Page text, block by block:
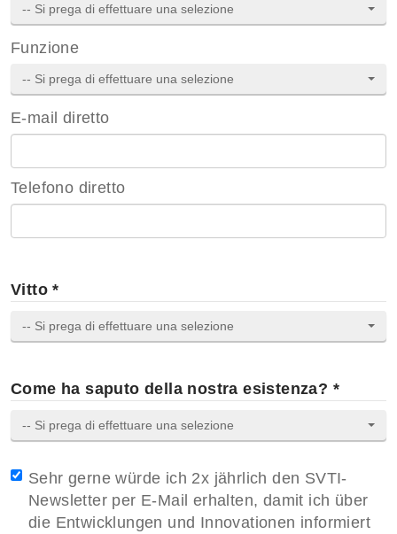
-- Si prega di effettuare una selezione
Funzione
-- Si prega di effettuare una selezione
E-mail diretto
Telefono diretto
Vitto *
-- Si prega di effettuare una selezione
Come ha saputo della nostra esistenza? *
-- Si prega di effettuare una selezione
Sehr gerne würde ich 2x jährlich den SVTI-
Newsletter per E-Mail erhalten, damit ich über
die Entwicklungen und Innovationen informiert